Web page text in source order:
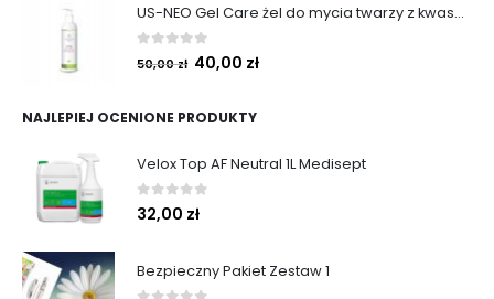
US-NEO Gel Care żel do mycia twarzy z kwasem usninowym 200 ml.
out of 5
50,00zł 40,00 zł
NAJLEPIEJ OCENIONE PRODUKTY
Velox Top AF Neutral 1L Medisept
0out of 5
32,00 zł
Bezpieczny Pakiet Zestaw 1